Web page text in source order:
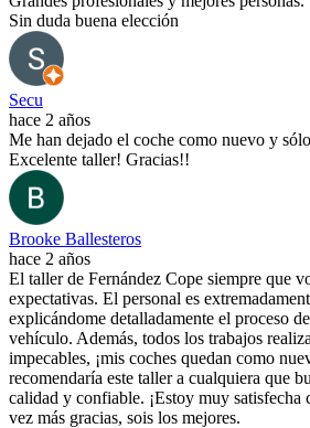
Sin duda buena elección
Secu
hace 2 años
Me han dejado el coche como nuevo y
Excelente taller! Gracias!!
Brooke Ballesteros
hace 2 años
El taller de Fernández Cope siempre que
expectativas. El personal es
explicándome detalladamente el proceso
vehículo. Además, todos los trabajos
impecables, ¡mis coches quedan como
recomendaría este taller a cualquiera que
calidad y confiable. ¡Estoy muy satisfecha
vez más gracias, sois los mejores.